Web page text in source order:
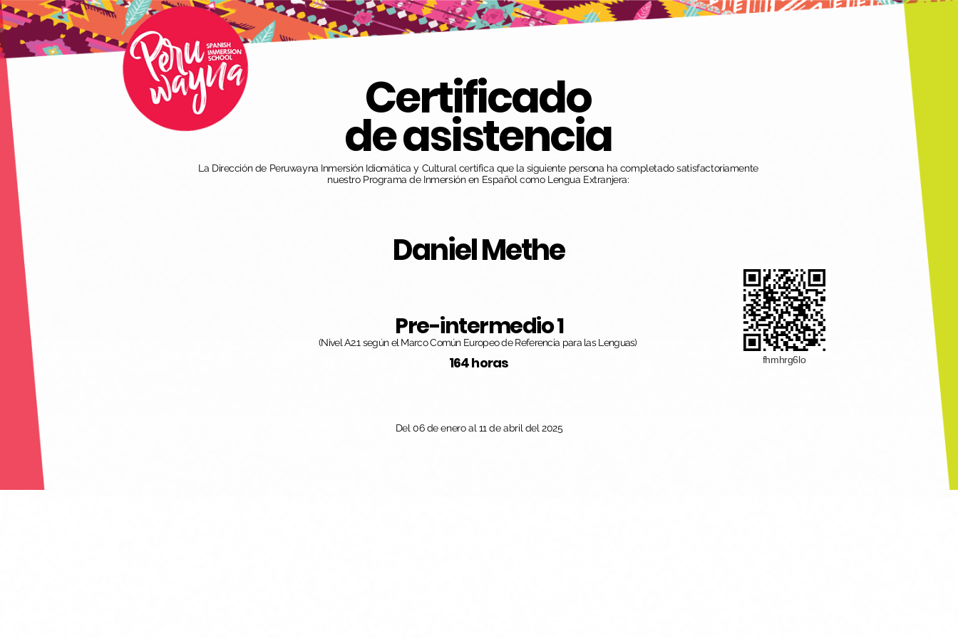
Certificado
de asistencia
La Dirección de Peruwayna Inmersión Idiomática y Cultural certifica que la siguiente persona ha completado satisfactoriamente
nuestro Programa de Inmersión en Español como Lengua Extranjera:
Daniel Methe
Pre-intermedio 1
(Nivel A2.1 según el Marco Común Europeo de Referencia para las Lenguas)
164 horas fhmhrg6lo
Del 06 de enero al 11 de abril del 2025